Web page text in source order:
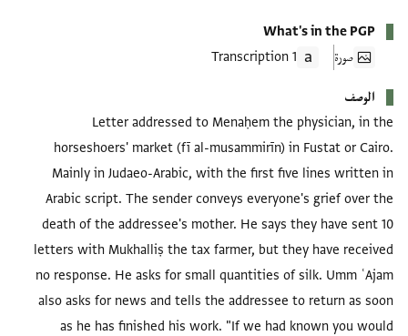
What's in the PGP
صورة
1 Transcription
الوصف
Letter addressed to Menaḥem the physician, in the
horseshoers' market (fī al-musammirīn) in Fustat or Cairo.
Mainly in Judaeo-Arabic, with the first five lines written in
Arabic script. The sender conveys everyone's grief over the
death of the addressee's mother. He says they have sent 10
letters with Mukhalliṣ the tax farmer, but they have received
no response. He asks for small quantities of silk. Umm ʿAjam
also asks for news and tells the addressee to return as soon
as he has finished his work. "If we had known you would